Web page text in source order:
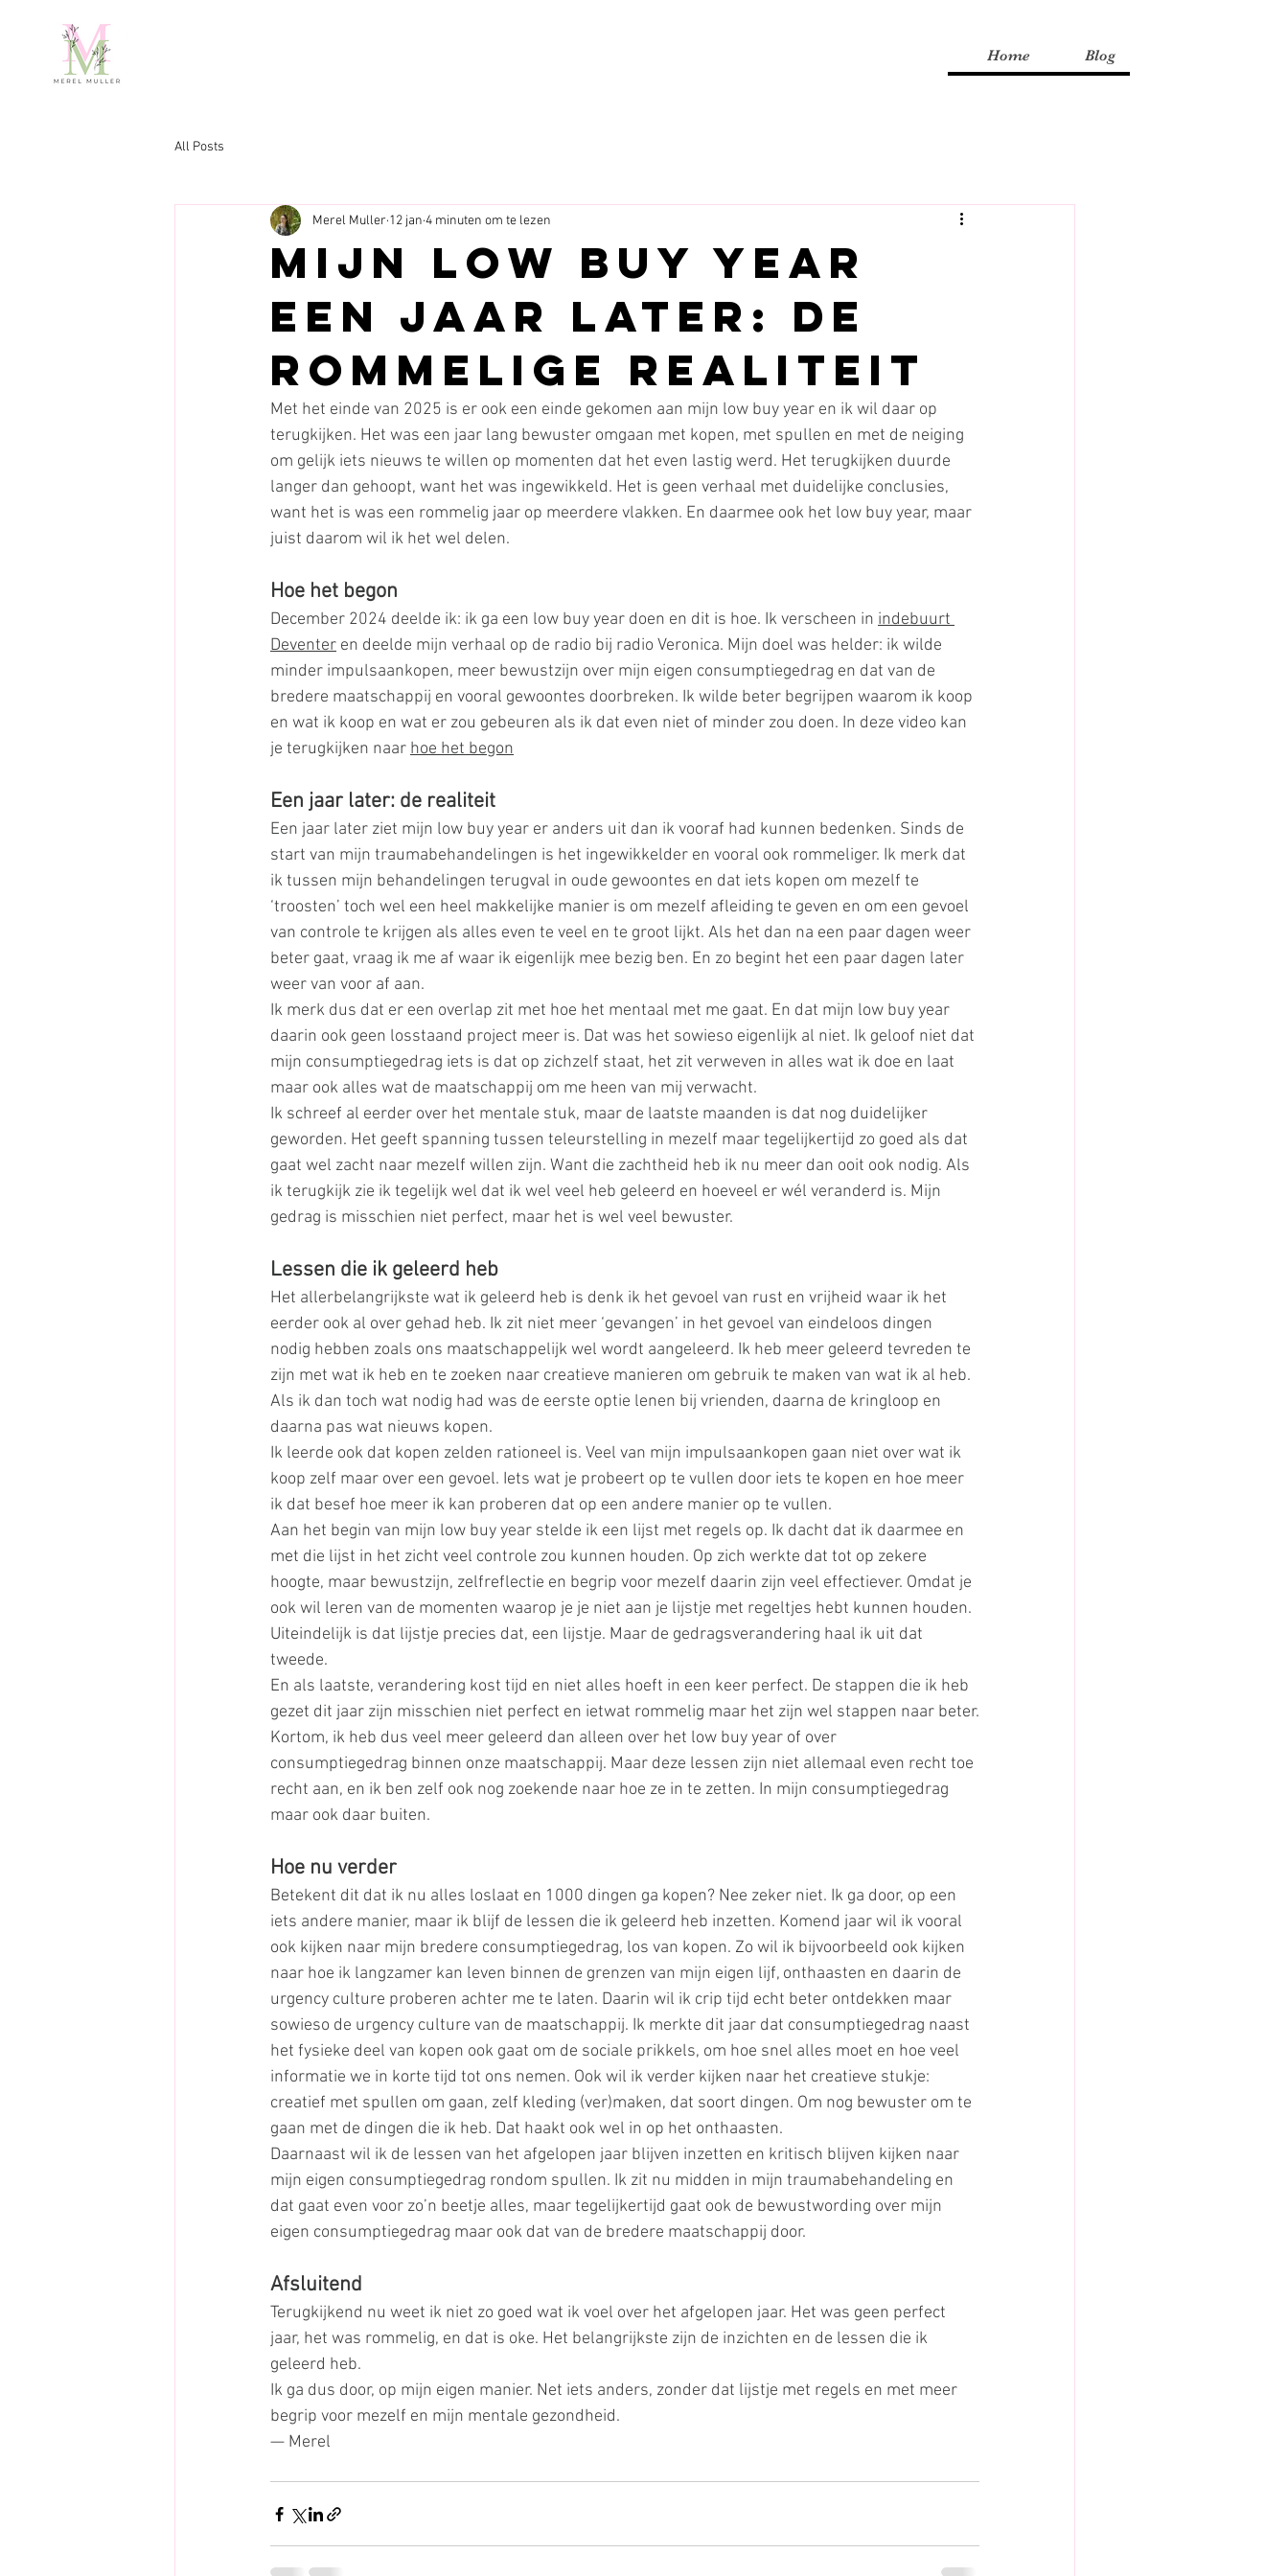
Home Blog
All Posts
Mijn low buy year
een jaar later: de
rommelige realiteit
Merel Muller 12 jan 4 minuten om te lezen
Met het einde van 2025 is er ook een einde gekomen aan mijn low buy year en ik wil daar op
terugkijken. Het was een jaar lang bewuster omgaan met kopen, met spullen en met de neiging
om gelijk iets nieuws te willen op momenten dat het even lastig werd. Het terugkijken duurde
langer dan gehoopt, want het was ingewikkeld. Het is geen verhaal met duidelijke conclusies,
want het is was een rommelig jaar op meerdere vlakken. En daarmee ook het low buy year, maar
juist daarom wil ik het wel delen.
Hoe het begon
December 2024 deelde ik: ik ga een low buy year doen en dit is hoe. Ik verscheen in indebuurt
Deventer en deelde mijn verhaal op de radio bij radio Veronica. Mijn doel was helder: ik wilde
minder impulsaankopen, meer bewustzijn over mijn eigen consumptiegedrag en dat van de
bredere maatschappij en vooral gewoontes doorbreken. Ik wilde beter begrijpen waarom ik koop
en wat ik koop en wat er zou gebeuren als ik dat even niet of minder zou doen. In deze video kan
je terugkijken naar hoe het begon
Een jaar later: de realiteit
Een jaar later ziet mijn low buy year er anders uit dan ik vooraf had kunnen bedenken. Sinds de
start van mijn traumabehandelingen is het ingewikkelder en vooral ook rommeliger. Ik merk dat
ik tussen mijn behandelingen terugval in oude gewoontes en dat iets kopen om mezelf te
‘troosten’ toch wel een heel makkelijke manier is om mezelf afleiding te geven en om een gevoel
van controle te krijgen als alles even te veel en te groot lijkt. Als het dan na een paar dagen weer
beter gaat, vraag ik me af waar ik eigenlijk mee bezig ben. En zo begint het een paar dagen later
weer van voor af aan.
Ik merk dus dat er een overlap zit met hoe het mentaal met me gaat. En dat mijn low buy year
daarin ook geen losstaand project meer is. Dat was het sowieso eigenlijk al niet. Ik geloof niet dat
mijn consumptiegedrag iets is dat op zichzelf staat, het zit verweven in alles wat ik doe en laat
maar ook alles wat de maatschappij om me heen van mij verwacht.
Ik schreef al eerder over het mentale stuk, maar de laatste maanden is dat nog duidelijker
geworden. Het geeft spanning tussen teleurstelling in mezelf maar tegelijkertijd zo goed als dat
gaat wel zacht naar mezelf willen zijn. Want die zachtheid heb ik nu meer dan ooit ook nodig. Als
ik terugkijk zie ik tegelijk wel dat ik wel veel heb geleerd en hoeveel er wél veranderd is. Mijn
gedrag is misschien niet perfect, maar het is wel veel bewuster.
Lessen die ik geleerd heb
Het allerbelangrijkste wat ik geleerd heb is denk ik het gevoel van rust en vrijheid waar ik het
eerder ook al over gehad heb. Ik zit niet meer ‘gevangen’ in het gevoel van eindeloos dingen
nodig hebben zoals ons maatschappelijk wel wordt aangeleerd. Ik heb meer geleerd tevreden te
zijn met wat ik heb en te zoeken naar creatieve manieren om gebruik te maken van wat ik al heb.
Als ik dan toch wat nodig had was de eerste optie lenen bij vrienden, daarna de kringloop en
daarna pas wat nieuws kopen.
Ik leerde ook dat kopen zelden rationeel is. Veel van mijn impulsaankopen gaan niet over wat ik
koop zelf maar over een gevoel. Iets wat je probeert op te vullen door iets te kopen en hoe meer
ik dat besef hoe meer ik kan proberen dat op een andere manier op te vullen.
Aan het begin van mijn low buy year stelde ik een lijst met regels op. Ik dacht dat ik daarmee en
met die lijst in het zicht veel controle zou kunnen houden. Op zich werkte dat tot op zekere
hoogte, maar bewustzijn, zelfreflectie en begrip voor mezelf daarin zijn veel effectiever. Omdat je
ook wil leren van de momenten waarop je je niet aan je lijstje met regeltjes hebt kunnen houden.
Uiteindelijk is dat lijstje precies dat, een lijstje. Maar de gedragsverandering haal ik uit dat
tweede.
En als laatste, verandering kost tijd en niet alles hoeft in een keer perfect. De stappen die ik heb
gezet dit jaar zijn misschien niet perfect en ietwat rommelig maar het zijn wel stappen naar beter.
Kortom, ik heb dus veel meer geleerd dan alleen over het low buy year of over
consumptiegedrag binnen onze maatschappij. Maar deze lessen zijn niet allemaal even recht toe
recht aan, en ik ben zelf ook nog zoekende naar hoe ze in te zetten. In mijn consumptiegedrag
maar ook daar buiten.
Hoe nu verder
Betekent dit dat ik nu alles loslaat en 1000 dingen ga kopen? Nee zeker niet. Ik ga door, op een
iets andere manier, maar ik blijf de lessen die ik geleerd heb inzetten. Komend jaar wil ik vooral
ook kijken naar mijn bredere consumptiegedrag, los van kopen. Zo wil ik bijvoorbeeld ook kijken
naar hoe ik langzamer kan leven binnen de grenzen van mijn eigen lijf, onthaasten en daarin de
urgency culture proberen achter me te laten. Daarin wil ik crip tijd echt beter ontdekken maar
sowieso de urgency culture van de maatschappij. Ik merkte dit jaar dat consumptiegedrag naast
het fysieke deel van kopen ook gaat om de sociale prikkels, om hoe snel alles moet en hoe veel
informatie we in korte tijd tot ons nemen. Ook wil ik verder kijken naar het creatieve stukje:
creatief met spullen om gaan, zelf kleding (ver)maken, dat soort dingen. Om nog bewuster om te
gaan met de dingen die ik heb. Dat haakt ook wel in op het onthaasten.
Daarnaast wil ik de lessen van het afgelopen jaar blijven inzetten en kritisch blijven kijken naar
mijn eigen consumptiegedrag rondom spullen. Ik zit nu midden in mijn traumabehandeling en
dat gaat even voor zo’n beetje alles, maar tegelijkertijd gaat ook de bewustwording over mijn
eigen consumptiegedrag maar ook dat van de bredere maatschappij door.
Afsluitend
Terugkijkend nu weet ik niet zo goed wat ik voel over het afgelopen jaar. Het was geen perfect
jaar, het was rommelig, en dat is oke. Het belangrijkste zijn de inzichten en de lessen die ik
geleerd heb.
Ik ga dus door, op mijn eigen manier. Net iets anders, zonder dat lijstje met regels en met meer
begrip voor mezelf en mijn mentale gezondheid.
— Merel